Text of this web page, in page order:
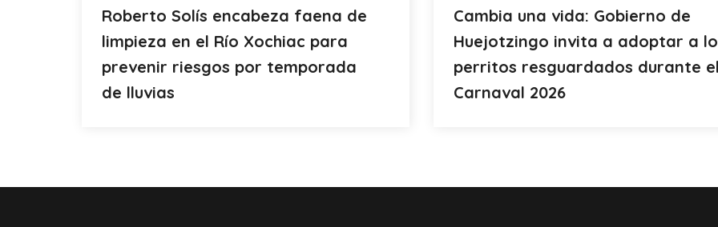
Roberto Solís encabeza faena de
limpieza en el Río Xochiac para
prevenir riesgos por temporada
de lluvias
Cambia una vida: Gobierno de
Huejotzingo invita a adoptar a
perritos resguardados durante
Carnaval 2026